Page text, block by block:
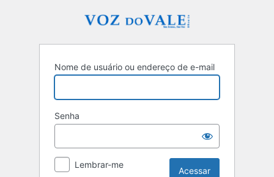
Nome de usuário ou endereço de e-mail
Senha
Lembrar-me